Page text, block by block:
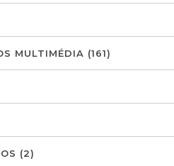
MULTIMÉDIA (161)
(2)